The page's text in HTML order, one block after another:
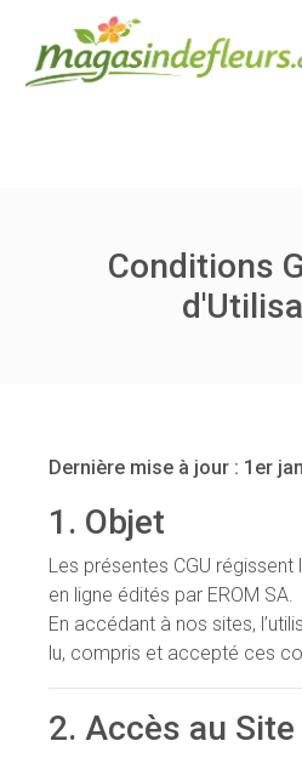
Conditions
Dernière mise à jour : 1er
1. Objet
Les présentes CGU régissent
en ligne édités par EROM SA.
En accédant à nos sites,
lu, compris et accepté ces
2. Accès au Site